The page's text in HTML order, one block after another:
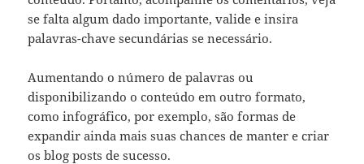
se falta algum dado importante, valide e insira
palavras-chave secundárias se necessário.
Aumentando o número de palavras ou
disponibilizando o conteúdo em outro formato,
como infográfico, por exemplo, são formas de
expandir ainda mais suas chances de manter e criar
os blog posts de sucesso.